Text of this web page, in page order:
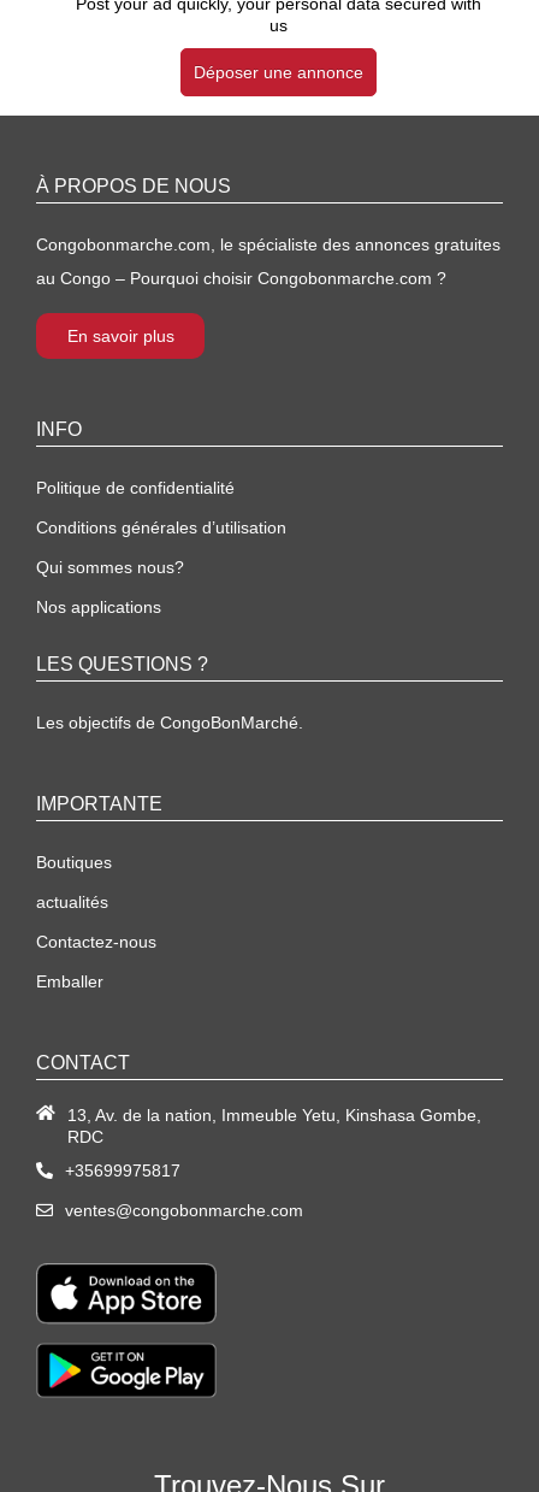
us
Déposer une annonce
À PROPOS DE NOUS
Congobonmarche.com, le spécialiste des annonces gratuites
au Congo – Pourquoi choisir Congobonmarche.com ?
En savoir plus
INFO
Politique de confidentialité
Conditions générales d’utilisation
Qui sommes nous?
Nos applications
LES QUESTIONS ?
Les objectifs de CongoBonMarché.
IMPORTANTE
Boutiques
actualités
Contactez-nous
Emballer
CONTACT
13, Av. de la nation, Immeuble Yetu, Kinshasa Gombe,
RDC
+35699975817
ventes@congobonmarche.com
Trouvez-Nous Sur